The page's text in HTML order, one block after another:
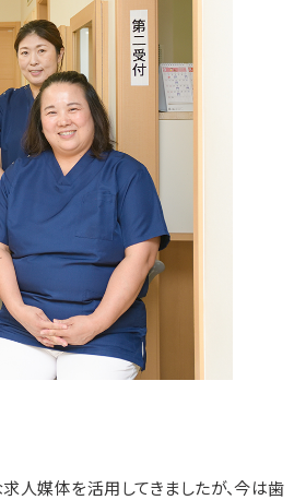
人媒体を活用してきましたが、今は歯